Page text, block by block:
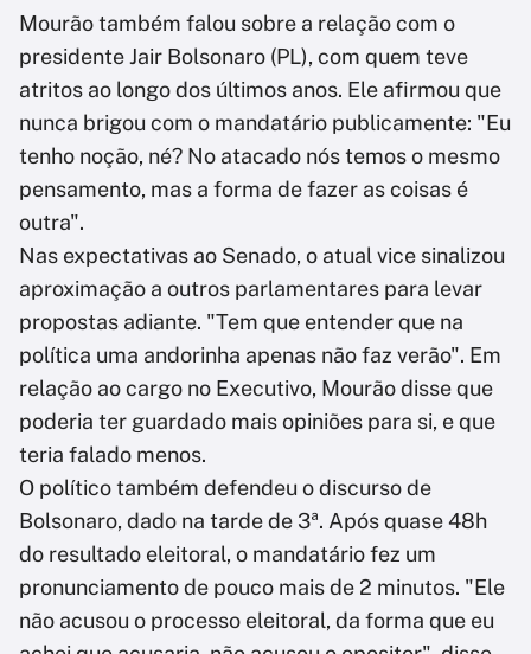
Mourão também falou sobre a relação com o
presidente Jair Bolsonaro (PL), com quem teve
atritos ao longo dos últimos anos. Ele afirmou que
nunca brigou com o mandatário publicamente: "Eu
tenho noção, né? No atacado nós temos o mesmo
pensamento, mas a forma de fazer as coisas é
outra".
Nas expectativas ao Senado, o atual vice sinalizou
aproximação a outros parlamentares para levar
propostas adiante. "Tem que entender que na
política uma andorinha apenas não faz verão". Em
relação ao cargo no Executivo, Mourão disse que
poderia ter guardado mais opiniões para si, e que
teria falado menos.
O político também defendeu o discurso de
Bolsonaro, dado na tarde de 3ª. Após quase 48h
do resultado eleitoral, o mandatário fez um
pronunciamento de pouco mais de 2 minutos. "Ele
não acusou o processo eleitoral, da forma que eu